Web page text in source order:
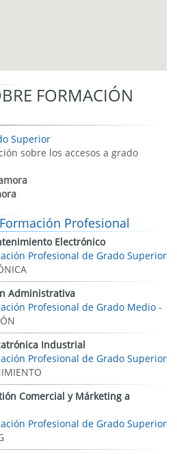
FORMACIÓN
Superior
sobre los accesos a grado
Profesional
Electrónico
Profesional de Grado Superior
Administrativa
Profesional de Grado Medio -
Industrial
Profesional de Grado Superior
Comercial y Márketing a
Profesional de Grado Superior